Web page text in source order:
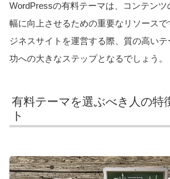
WordPressの有料テーマは、コンテン
幅に向上させるための重要なリソース
ジネスサイトを運営する際、質の高い
功への大きなステップとなるでしょう。
有料テーマを選ぶべき人の特
ト